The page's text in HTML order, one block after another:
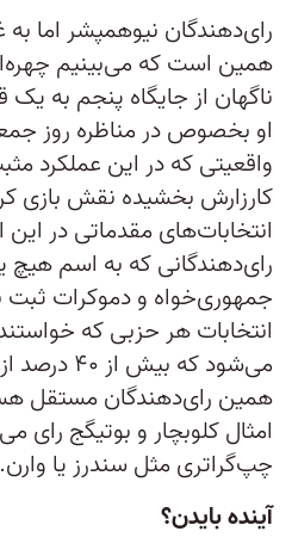
رای‌دهندگان نیوهمپشر اما به
همین است که می‌بینیم
ناگهان از جایگاه پنجم به
او بخصوص در مناظره روز
واقعیتی که در این عملکرد
کارزارش بخشیده نقش بازی
انتخابات‌های مقدماتی در
رای‌دهندگانی که به اسم
جمهوری‌خواه و دموکرات ثبت
انتخابات هر حزبی که
می‌شود که
همین رای‌دهندگان مستقل
امثال کلوبچار و بوتیگج رای
چپ‌گراتری مثل سندرز یا وارن.
آینده بایدن؟